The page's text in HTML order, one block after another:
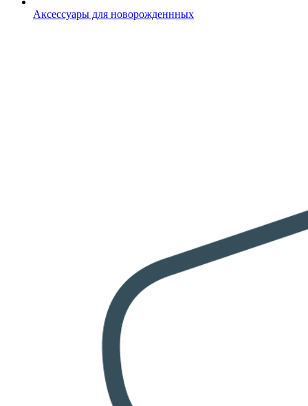
Аксессуары для новорожденнных